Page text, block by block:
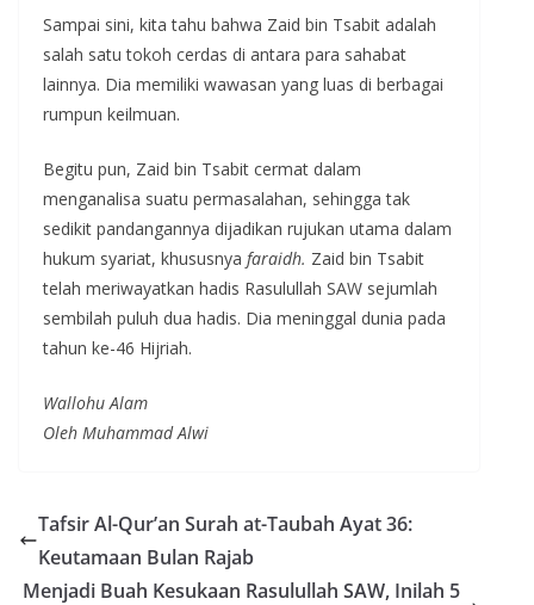
Sampai sini, kita tahu bahwa Zaid bin Tsabit adalah
salah satu tokoh cerdas di antara para sahabat
lainnya. Dia memiliki wawasan yang luas di berbagai
rumpun keilmuan.
Begitu pun, Zaid bin Tsabit cermat dalam
menganalisa suatu permasalahan, sehingga tak
sedikit pandangannya dijadikan rujukan utama dalam
hukum syariat, khususnya faraidh. Zaid bin Tsabit
telah meriwayatkan hadis Rasulullah SAW sejumlah
sembilah puluh dua hadis. Dia meninggal dunia pada
tahun ke-46 Hijriah.
Wallohu Alam
Oleh Muhammad Alwi
Tafsir Al-Qur’an Surah at-Taubah Ayat 36:
Keutamaan Bulan Rajab
Menjadi Buah Kesukaan Rasulullah SAW, Inilah 5